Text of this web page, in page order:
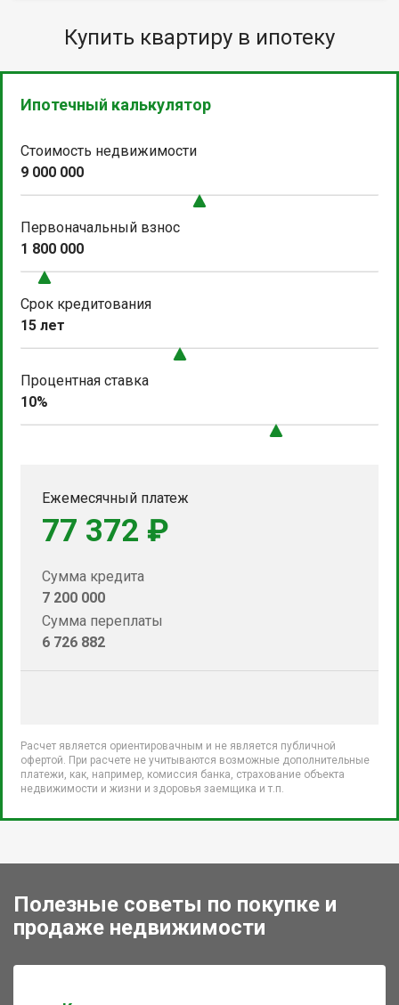
Купить квартиру в ипотеку
Ипотечный калькулятор
Стоимость недвижимости
9 000 000
Первоначальный взнос
1 800 000
Срок кредитования
15 лет
Процентная ставка
10%
Ежемесячный платеж
77 372 ₽
Сумма кредита
7 200 000
Сумма переплаты
6 726 882
Расчет является ориентировачным и не является публичной
офертой. При расчете не учитываются возможные дополнительные
платежи, как, например, комиссия банка, страхование объекта
недвижимости и жизни и здоровья заемщика и т.п.
Полезные советы по покупке и
продаже недвижимости